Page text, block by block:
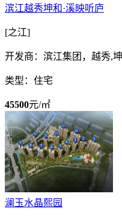
滨江越秀坤和·溪映听庐
[之江]
开发商：滨江集团，越秀,
类型：住宅
45500元/㎡
澜玉水晶熙园